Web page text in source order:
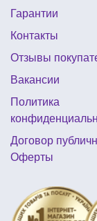
воздушные
вечеринка
костюм
купить
цветная
детские
декор для
вечеринка в
Гарантии
Контакты
Отзывы
Вакансии
Политика
Договор
Оферты